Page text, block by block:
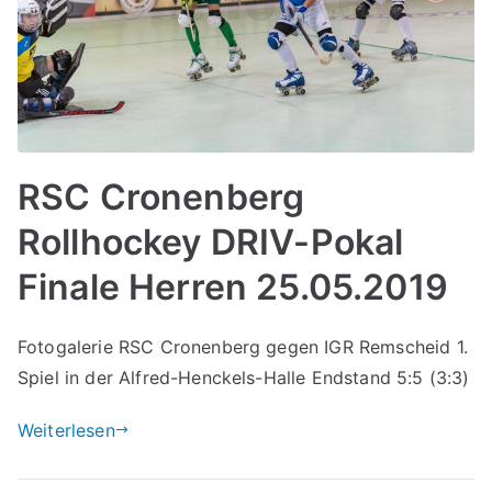
RSC Cronenberg
Rollhockey DRIV-Pokal
Finale Herren 25.05.2019
Fotogalerie RSC Cronenberg gegen IGR Remscheid 1.
Spiel in der Alfred-Henckels-Halle Endstand 5:5 (3:3)
Weiterlesen